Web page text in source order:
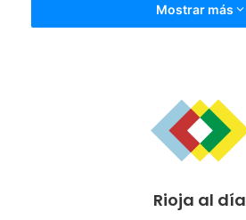
Mostrar más
Rioja al día